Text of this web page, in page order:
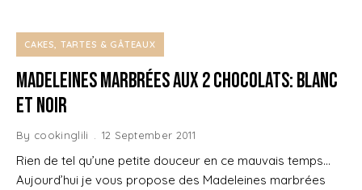
CAKES, TARTES & GÂTEAUX
Madeleines marbrées aux 2 Chocolats: Blanc
et Noir
By cookinglili 12 September 2011
Rien de tel qu’une petite douceur en ce mauvais temps…
Aujourd’hui je vous propose des Madeleines marbrées